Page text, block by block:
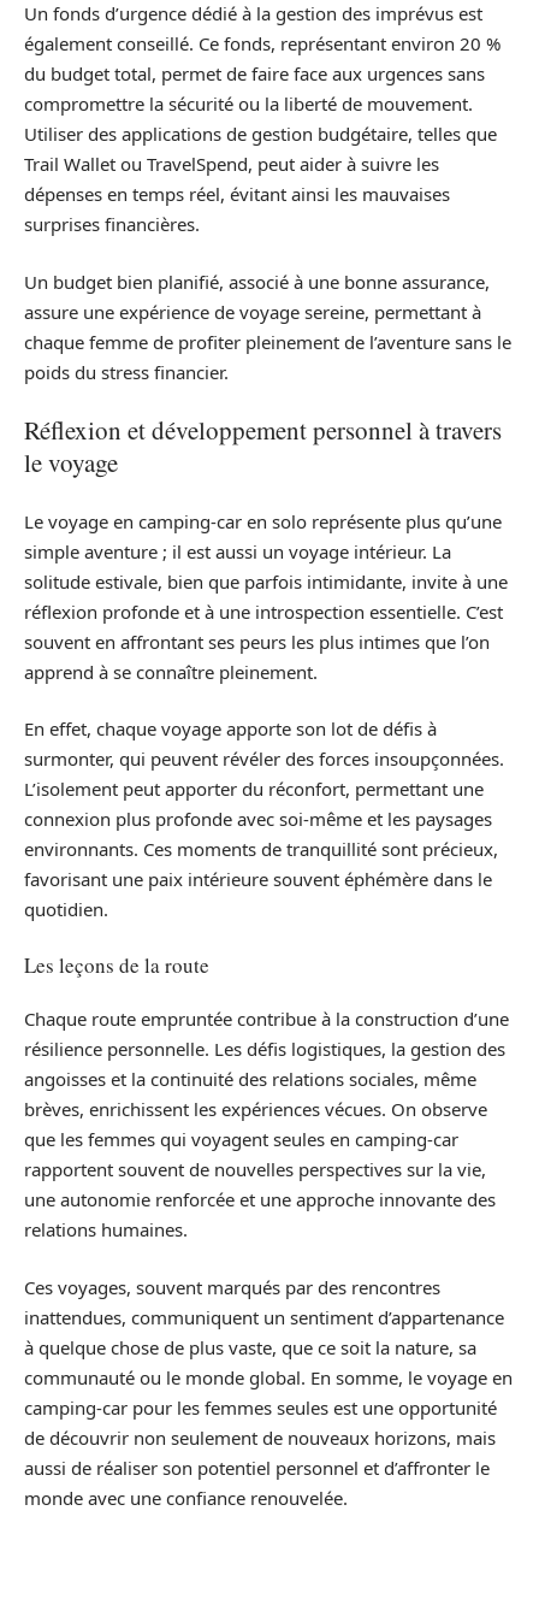
Un fonds d’urgence dédié à la gestion des imprévus est
également conseillé. Ce fonds, représentant environ 20 %
du budget total, permet de faire face aux urgences sans
compromettre la sécurité ou la liberté de mouvement.
Utiliser des applications de gestion budgétaire, telles que
Trail Wallet ou TravelSpend, peut aider à suivre les
dépenses en temps réel, évitant ainsi les mauvaises
surprises financières.
Un budget bien planifié, associé à une bonne assurance,
assure une expérience de voyage sereine, permettant à
chaque femme de profiter pleinement de l’aventure sans le
poids du stress financier.
Réflexion et développement personnel à travers
le voyage
Le voyage en camping-car en solo représente plus qu’une
simple aventure ; il est aussi un voyage intérieur. La
solitude estivale, bien que parfois intimidante, invite à une
réflexion profonde et à une introspection essentielle. C’est
souvent en affrontant ses peurs les plus intimes que l’on
apprend à se connaître pleinement.
En effet, chaque voyage apporte son lot de défis à
surmonter, qui peuvent révéler des forces insoupçonnées.
L’isolement peut apporter du réconfort, permettant une
connexion plus profonde avec soi-même et les paysages
environnants. Ces moments de tranquillité sont précieux,
favorisant une paix intérieure souvent éphémère dans le
quotidien.
Les leçons de la route
Chaque route empruntée contribue à la construction d’une
résilience personnelle. Les défis logistiques, la gestion des
angoisses et la continuité des relations sociales, même
brèves, enrichissent les expériences vécues. On observe
que les femmes qui voyagent seules en camping-car
rapportent souvent de nouvelles perspectives sur la vie,
une autonomie renforcée et une approche innovante des
relations humaines.
Ces voyages, souvent marqués par des rencontres
inattendues, communiquent un sentiment d’appartenance
à quelque chose de plus vaste, que ce soit la nature, sa
communauté ou le monde global. En somme, le voyage en
camping-car pour les femmes seules est une opportunité
de découvrir non seulement de nouveaux horizons, mais
aussi de réaliser son potentiel personnel et d’affronter le
monde avec une confiance renouvelée.